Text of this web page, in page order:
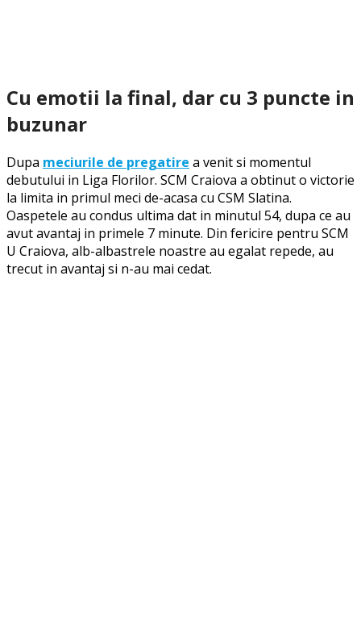
Cu emotii la final, dar cu 3 puncte in
buzunar
Dupa meciurile de pregatire a venit si momentul
debutului in Liga Florilor. SCM Craiova a obtinut o victorie
la limita in primul meci de-acasa cu CSM Slatina.
Oaspetele au condus ultima dat in minutul 54, dupa ce au
avut avantaj in primele 7 minute. Din fericire pentru SCM
U Craiova, alb-albastrele noastre au egalat repede, au
trecut in avantaj si n-au mai cedat.